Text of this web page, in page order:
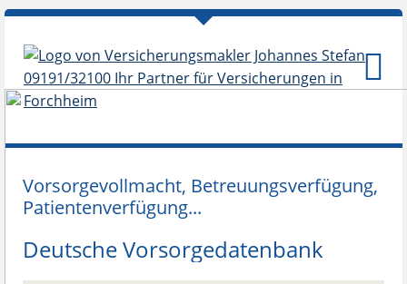
Vorsorgevollmacht, Betreuungsverfügung,
Patientenverfügung...
Deutsche Vorsorgedatenbank